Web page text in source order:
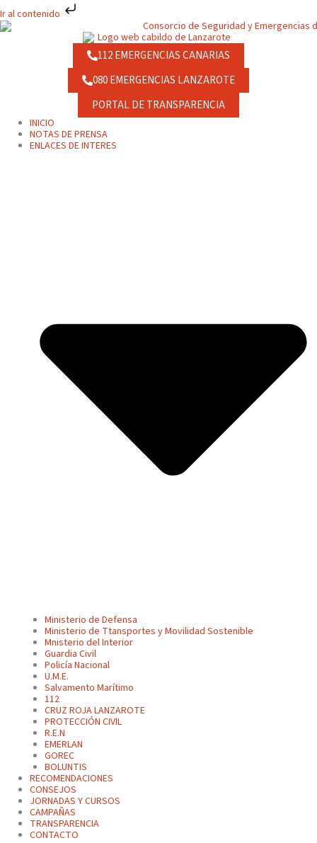
Ir al contenido
al
contenido
112 EMERGENCIAS CANARIAS
080 EMERGENCIAS LANZAROTE
PORTAL DE TRANSPARENCIA
INICIO
NOTAS DE PRENSA
ENLACES DE INTERES
Ministerio de Defensa
Ministerio de Ttansportes y Movilidad Sostenible
Mnisterio del Interior
Guardia Civil
Policía Nacional
U.M.E.
Salvamento Marítimo
112
CRUZ ROJA LANZAROTE
PROTECCIÓN CIVIL
R.E.N
EMERLAN
GOREC
BOLUNTIS
RECOMENDACIONES
CONSEJOS
JORNADAS Y CURSOS
CAMPAÑAS
TRANSPARENCIA
CONTACTO